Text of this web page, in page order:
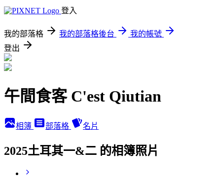
登入
我的部落格 我的部落格後台
我的帳號
登出
午間食客 C'est Qiutian
相簿 部落格 名片
2025土耳其一&二 的相簿照片